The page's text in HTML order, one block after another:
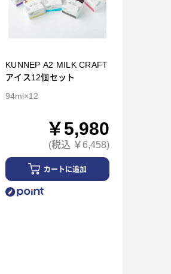
KUNNEP A2 MILK CRAFT
アイス12個セット
94ml×12
￥5,980
(税込 ￥6,458)
カートに追加